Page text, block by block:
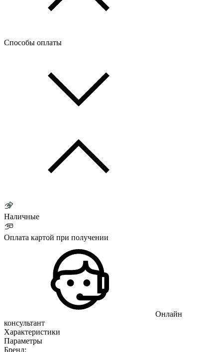
Способы оплаты
Наличные
Оплата картой при получении
Онлайн
консультант
Характеристики
Параметры
Бренд: